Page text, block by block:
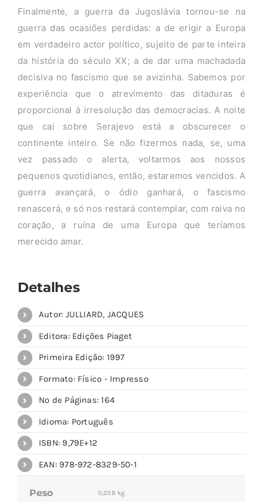
Finalmente, a guerra da Jugoslávia tornou-se na
guerra das ocasiões perdidas: a de erigir a Europa
em verdadeiro actor político, sujeito de parte inteira
da história do século XX; a de dar uma machadada
decisiva no fascismo que se avizinha. Sabemos por
experiência que o atrevimento das ditaduras é
proporcional à irresolução das democracias. A noite
que cai sobre Serajevo está a obscurecer o
continente inteiro. Se não fizermos nada, se, uma
vez passado o alerta, voltarmos aos nossos
pequenos quotidianos, então, estaremos vencidos. A
guerra avançará, o ódio ganhará, o fascismo
renascerá, e só nos restará contemplar, com raiva no
coração, a ruína de uma Europa que teríamos
merecido amar.
Detalhes
Autor: JULLIARD, JACQUES
Editora: Edições Piaget
Primeira Edição: 1997
Formato: Físico - Impresso
Nº de Páginas: 164
Idioma: Português
ISBN: 9,79E+12
EAN: 978-972-8329-50-1
Peso 0,238 kg